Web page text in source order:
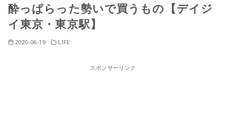
酔っぱらった勢いで買うもの【デイジ
イ東京・東京駅】
2020-06-19 LIFE
スポンサーリンク